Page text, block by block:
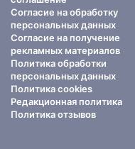
Согласие на обработку
персональных данных
Согласие на получение
рекламных материалов
Политика обработки
персональных данных
Политика cookies
Редакционная политика
Политика отзывов